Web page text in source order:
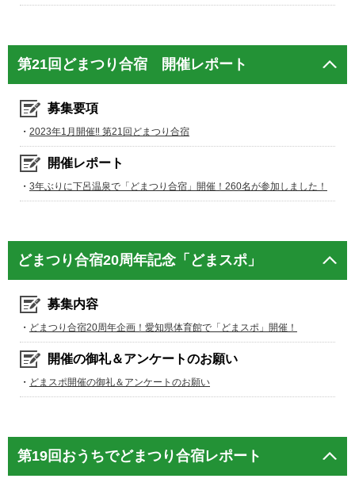
第21回どまつり合宿 開催レポート
募集要項
・ 2023年1月開催‼ 第21回どまつり合宿
開催レポート
・ 3年ぶりに下呂温泉で「どまつり合宿」開催！260名が参加しました！
どまつり合宿20周年記念「どまスポ」
募集内容
・ どまつり合宿20周年企画！愛知県体育館で「どまスポ」開催！
開催の御礼＆アンケートのお願い
・ どまスポ開催の御礼＆アンケートのお願い
第19回おうちでどまつり合宿レポート